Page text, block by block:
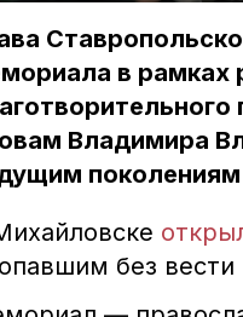
в рамках
Владимира
без